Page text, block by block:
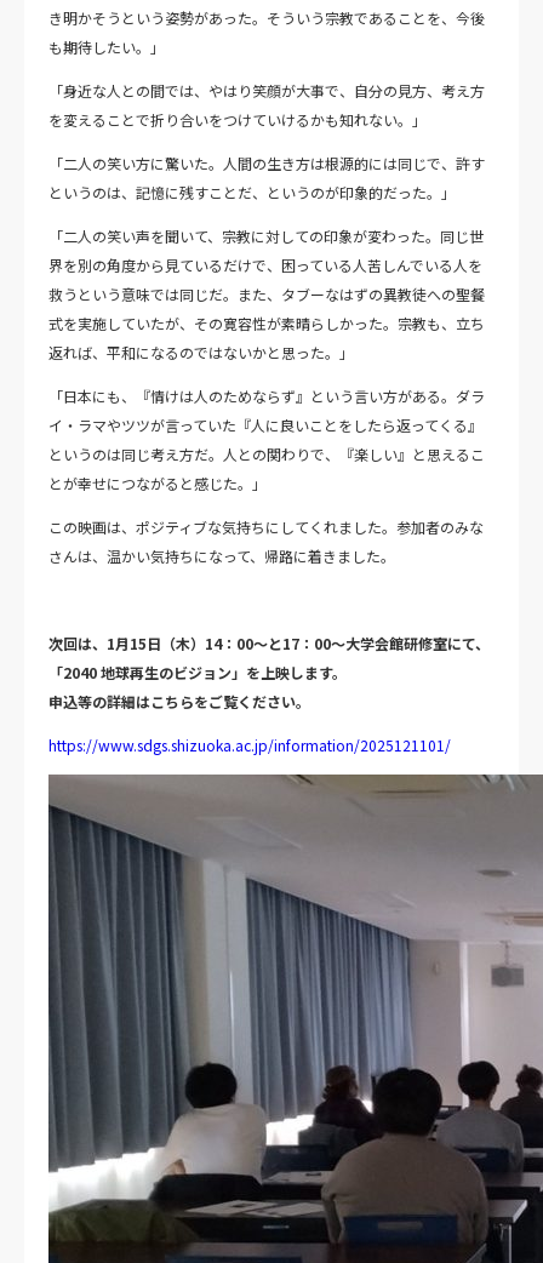
き明かそうという姿勢があった。そういう宗教であることを、今後
も期待したい。」
「身近な人との間では、やはり笑顔が大事で、自分の見方、考え方
を変えることで折り合いをつけていけるかも知れない。」
「二人の笑い方に驚いた。人間の生き方は根源的には同じで、許す
というのは、記憶に残すことだ、というのが印象的だった。」
「二人の笑い声を聞いて、宗教に対しての印象が変わった。同じ世
界を別の角度から見ているだけで、困っている人苦しんでいる人を
救うという意味では同じだ。また、タブーなはずの異教徒への聖餐
式を実施していたが、その寛容性が素晴らしかった。宗教も、立ち
返れば、平和になるのではないかと思った。」
「日本にも、『情けは人のためならず』という言い方がある。ダラ
イ・ラマやツツが言っていた『人に良いことをしたら返ってくる』
というのは同じ考え方だ。人との関わりで、『楽しい』と思えるこ
とが幸せにつながると感じた。」
この映画は、ポジティブな気持ちにしてくれました。参加者のみな
さんは、温かい気持ちになって、帰路に着きました。
次回は、1月15日（木）14：00～と17：00～大学会館研修室にて、
「2040 地球再生のビジョン」を上映します。
申込等の詳細はこちらをご覧ください。
https://www.sdgs.shizuoka.ac.jp/information/2025121101/